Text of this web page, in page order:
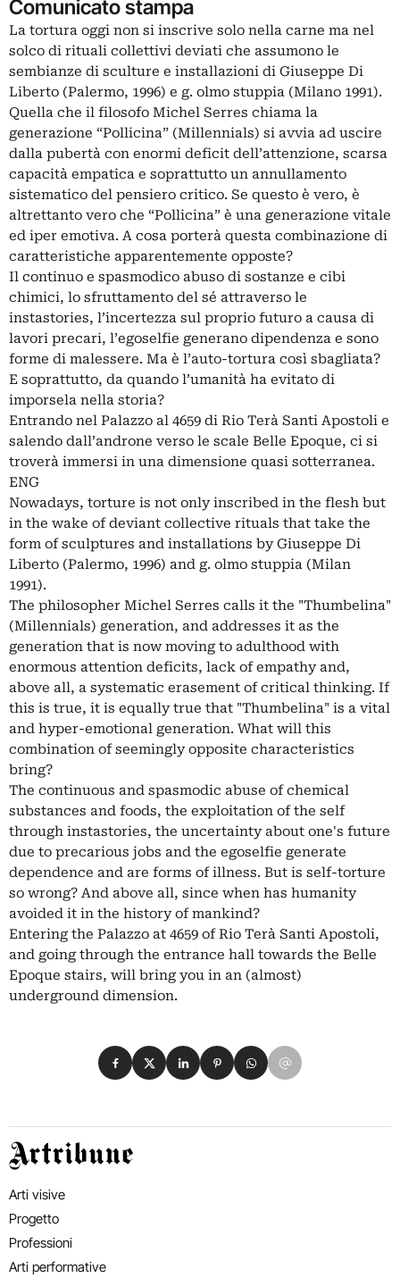
Comunicato stampa
La tortura oggi non si inscrive solo nella carne ma nel
solco di rituali collettivi deviati che assumono le
sembianze di sculture e installazioni di Giuseppe Di
Liberto (Palermo, 1996) e g. olmo stuppia (Milano 1991).
Quella che il filosofo Michel Serres chiama la
generazione “Pollicina” (Millennials) si avvia ad uscire
dalla pubertà con enormi deficit dell’attenzione, scarsa
capacità empatica e soprattutto un annullamento
sistematico del pensiero critico. Se questo è vero, è
altrettanto vero che “Pollicina” è una generazione vitale
ed iper emotiva. A cosa porterà questa combinazione di
caratteristiche apparentemente opposte?
Il continuo e spasmodico abuso di sostanze e cibi
chimici, lo sfruttamento del sé attraverso le
instastories, l’incertezza sul proprio futuro a causa di
lavori precari, l’egoselfie generano dipendenza e sono
forme di malessere. Ma è l’auto-tortura così sbagliata?
E soprattutto, da quando l’umanità ha evitato di
imporsela nella storia?
Entrando nel Palazzo al 4659 di Rio Terà Santi Apostoli e
salendo dall’androne verso le scale Belle Epoque, ci si
troverà immersi in una dimensione quasi sotterranea.
ENG
Nowadays, torture is not only inscribed in the flesh but
in the wake of deviant collective rituals that take the
form of sculptures and installations by Giuseppe Di
Liberto (Palermo, 1996) and g. olmo stuppia (Milan
1991).
The philosopher Michel Serres calls it the "Thumbelina"
(Millennials) generation, and addresses it as the
generation that is now moving to adulthood with
enormous attention deficits, lack of empathy and,
above all, a systematic erasement of critical thinking. If
this is true, it is equally true that "Thumbelina" is a vital
and hyper-emotional generation. What will this
combination of seemingly opposite characteristics
bring?
The continuous and spasmodic abuse of chemical
substances and foods, the exploitation of the self
through instastories, the uncertainty about one's future
due to precarious jobs and the egoselfie generate
dependence and are forms of illness. But is self-torture
so wrong? And above all, since when has humanity
avoided it in the history of mankind?
Entering the Palazzo at 4659 of Rio Terà Santi Apostoli,
and going through the entrance hall towards the Belle
Epoque stairs, will bring you in an (almost)
underground dimension.
Condividi su Facebook
Condividi su X
Condividi su LinkedIn
Condividi su Pinterest
Condividi su WhatsApp
Condividi su Email
Artribune
Arti visive
Progetto
Professioni
Arti performative